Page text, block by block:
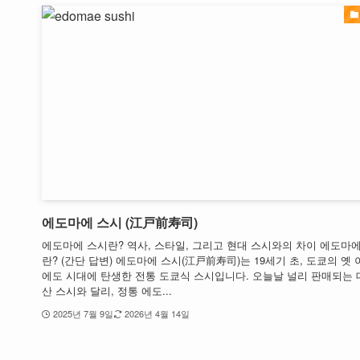
에도마에 스시 (江戸前寿司)
에도마에 스시란? 역사, 스타일, 그리고 현대 스시와의 차이 에도마
란? (간단 답변) 에도마에 스시(江戸前寿司)는 19세기 초, 도쿄의 옛
에도 시대에 탄생한 전통 도쿄식 스시입니다. 오늘날 널리 판매되는
산 스시와 달리, 정통 에도...
2025년 7월 9일 2026년 4월 14일